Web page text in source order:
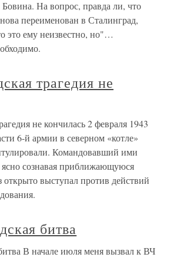
На вопрос, правда ли, что
переименован в Сталинград,
это ему неизвестно, но"…
трагедия не
не кончилась 2 февраля 1943
6-й армии в северном «котле»
Командовавший ими
сознавая приближающуюся
открыто выступал против действий
битва
В начале июля меня вызвал к ВЧ